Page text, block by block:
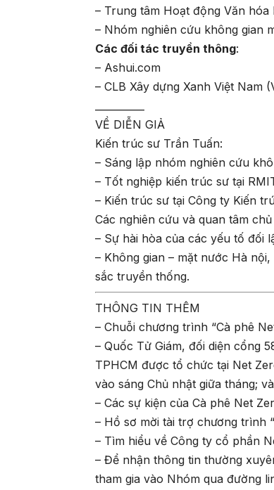
– Trung tâm Hoạt động Văn
– Nhóm nghiên cứu không gian
Các đối tác truyền thông:
– Ashui.com
– CLB Xây dựng Xanh Việt Nam
VỀ DIỄN GIẢ
Kiến trúc sư Trần Tuấn:
– Sáng lập nhóm nghiên cứu
– Tốt nghiệp kiến trúc sư tại
– Kiến trúc sư tại Công ty Kiến
Các nghiên cứu và quan tâm chủ
– Sự hài hòa của các yếu tố đối
– Không gian – mặt nước Hà
sắc truyền thống.
THÔNG TIN THÊM
– Chuỗi chương trình “Cà phê
– Quốc Tử Giám, đối diện cổng
TPHCM được tổ chức tại Net
vào sáng Chủ nhật giữa tháng;
– Các sự kiện của Cà phê Net
– Hồ sơ mời tài trợ chương trình
– Tìm hiểu về Công ty cổ phần
– Để nhận thông tin thường
tham gia vào Nhóm qua đường